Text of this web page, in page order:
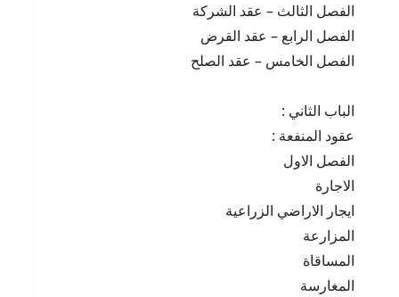
الفصل الثالث – عقد الشركة
الفصل الرابع – عقد القرض
الفصل الخامس – عقد الصلح
الباب الثاني :
عقود المنفعة :
الفصل الاول
الاجارة
ايجار الاراضي الزراعية
المزارعة
المساقاة
المغارسة